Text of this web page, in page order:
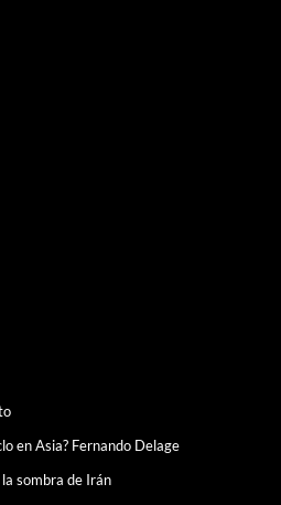
en Asia? Fernando Delage
la sombra de Irán